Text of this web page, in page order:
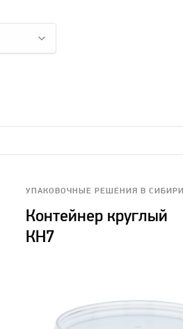
УПАКОВОЧНЫЕ РЕШЕНИЯ В CИБИРИ
Контейнер круглый
КН7